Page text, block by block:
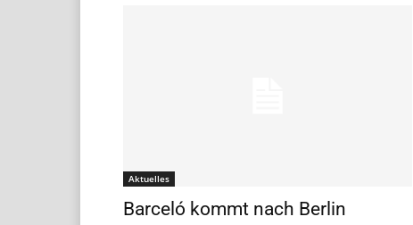
Aktuelles
Barceló kommt nach Berlin